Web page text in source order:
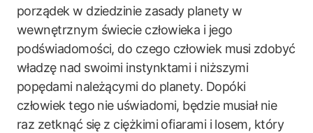
porządek w dziedzinie zasady planety w
wewnętrznym świecie człowieka i jego
podświadomości, do czego człowiek musi zdobyć
władzę nad swoimi instynktami i niższymi
popędami należącymi do planety. Dopóki
człowiek tego nie uświadomi, będzie musiał nie
raz zetknąć się z ciężkimi ofiarami i losem, który